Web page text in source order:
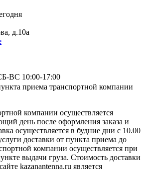
д.10а
ВС 10:00-17:00
приема транспортной компании
компании осуществляется
день после оформления заказа и
осуществляется в будние дни с 10.00
доставки от пункта приема до
компании осуществляется при
выдачи груза. Стоимость доставки
kazanantenna.ru является